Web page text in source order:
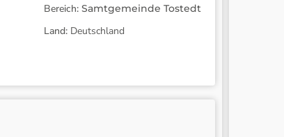
Bereich: Samtgemeinde Tostedt
Land: Deutschland